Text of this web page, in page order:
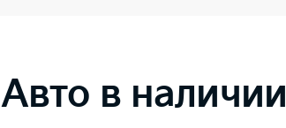
Авто в наличии